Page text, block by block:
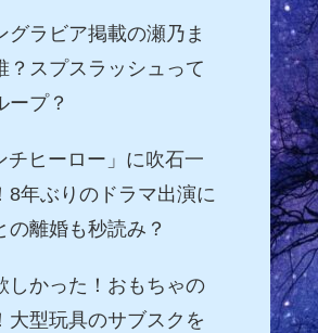
グラビア掲載の瀬乃ま
？スプスラッシュって
ープ？
チヒーロー」に吹石一
8年ぶりのドラマ出演に
の離婚も秒読み？
しかった！おもちゃの
大型玩具のサブスクを